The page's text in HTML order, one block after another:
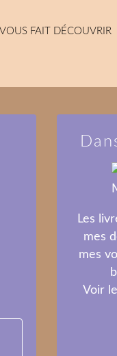
FAIT DÉCOUVRIR
Les
mes
mes
Voir